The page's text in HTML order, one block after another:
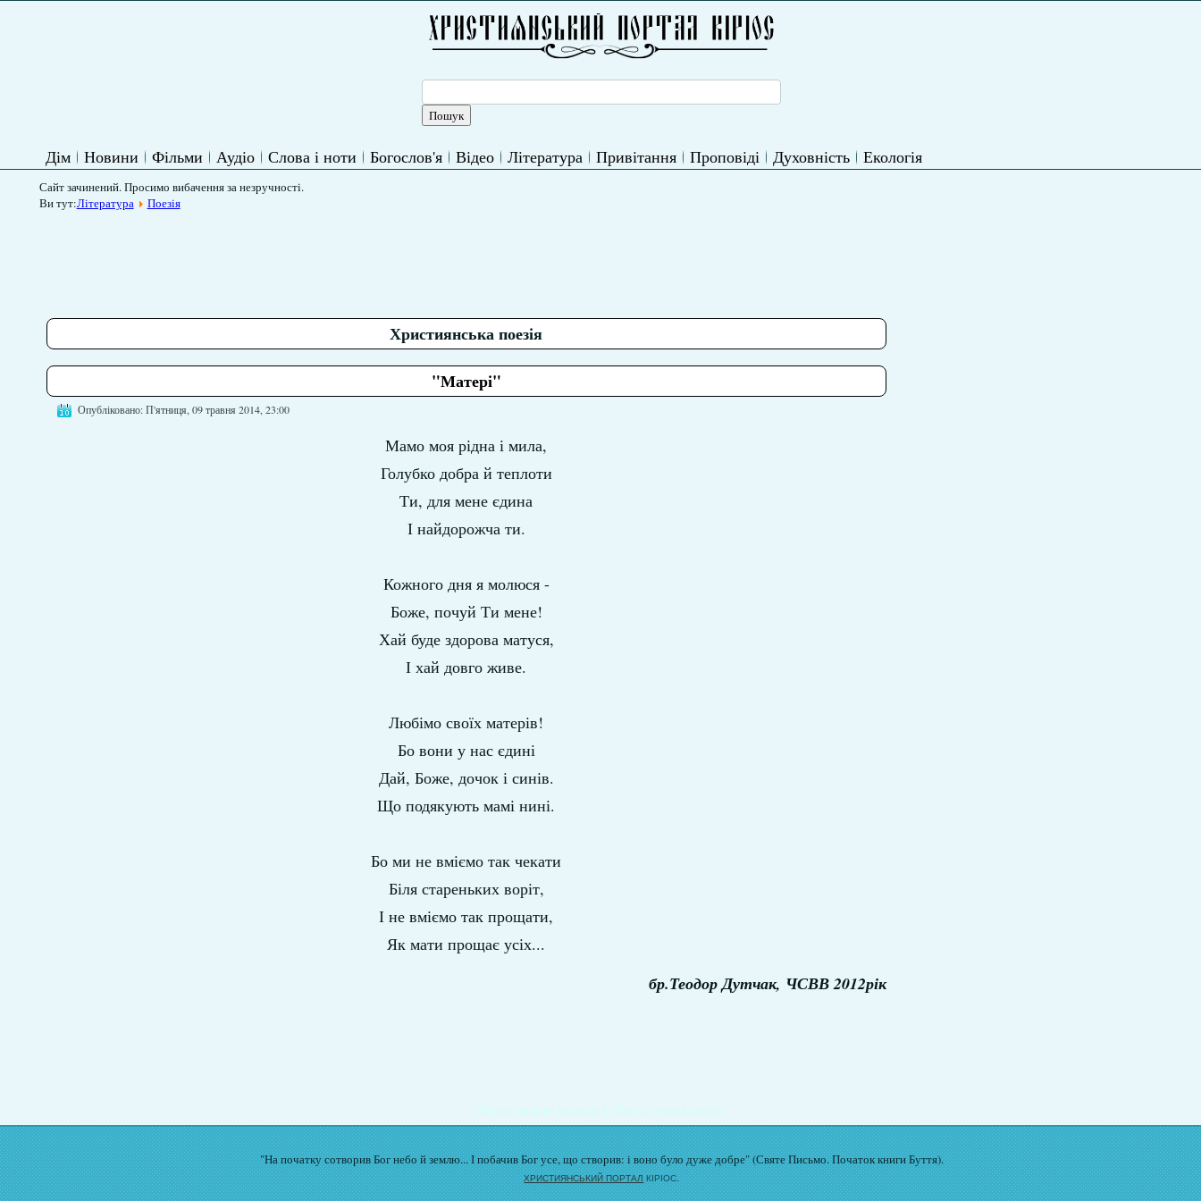
Дім Новини Фільми Аудіо Слова і ноти Богослов'я Відео Література Привітання Проповіді Духовність Екологія
Сайт зачинений. Просимо вибачення за незручності.
Ви тут:Література Поезія
Християнська поезія
"Матері"
Опубліковано: П'ятниця, 09 травня 2014, 23:00
Мамо моя рідна і мила,
Голубко добра й теплоти
Ти, для мене єдина
І найдорожча ти.
Кожного дня я молюся -
Боже, почуй Ти мене!
Хай буде здорова матуся,
І хай довго живе.
Любімо своїх матерів!
Бо вони у нас єдині
Дай, Боже, дочок і синів.
Що подякують мамі нині.
Бо ми не вміємо так чекати
Біля стареньких воріт,
І не вміємо так прощати,
Як мати прощає усіх...
бр.Теодор Дутчак, ЧСВВ 2012рік
Подати записку на молитву Богослужіння онлайн
"На початку сотворив Бог небо й землю... І побачив Бог усе, що створив: і воно було дуже добре" (Святе Письмо. Початок книги Буття).
ХРИСТИЯНСЬКИЙ ПОРТАЛ КІРІОС.